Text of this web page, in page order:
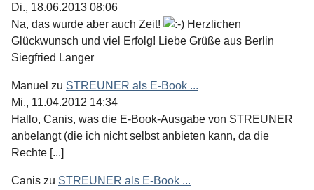
Di., 18.06.2013 08:06
Na, das wurde aber auch Zeit!
Herzlichen
Glückwunsch und viel Erfolg! Liebe Grüße aus Berlin
Siegfried Langer
Manuel zu STREUNER als E-Book ...
Mi., 11.04.2012 14:34
Hallo, Canis, was die E-Book-Ausgabe von STREUNER
anbelangt (die ich nicht selbst anbieten kann, da die
Rechte [...]
Canis zu STREUNER als E-Book ...